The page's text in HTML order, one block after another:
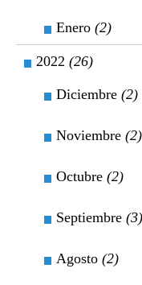
Enero (2)
2022 (26)
Diciembre (2)
Noviembre (2)
Octubre (2)
Septiembre (3)
Agosto (2)